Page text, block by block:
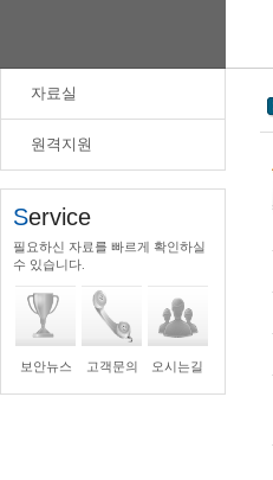
자료실
원격지원
Service
필요하신 자료를 빠르게 확인하실
수 있습니다.
보안뉴스 고객문의 오시는길